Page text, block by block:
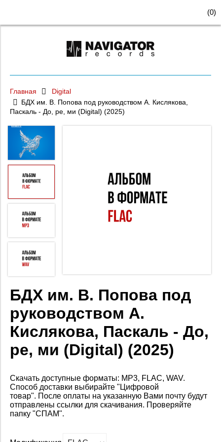
(0)
Главная
Digital
БДХ им. В. Попова под руководством А. Кислякова,
Паскаль - До, ре, ми (Digital) (2025)
БДХ им. В. Попова под
руководством А.
Кислякова, Паскаль - До,
ре, ми (Digital) (2025)
Скачать доступные форматы: MP3, FLAC, WAV.
Способ доставки выбирайте "Цифровой
товар". После оплаты на указанную Вами почту будут
отправлены ссылки для скачивания. Проверяйте
папку "СПАМ".